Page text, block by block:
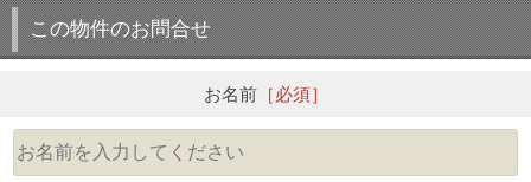
この物件のお問合せ
お名前［必須］